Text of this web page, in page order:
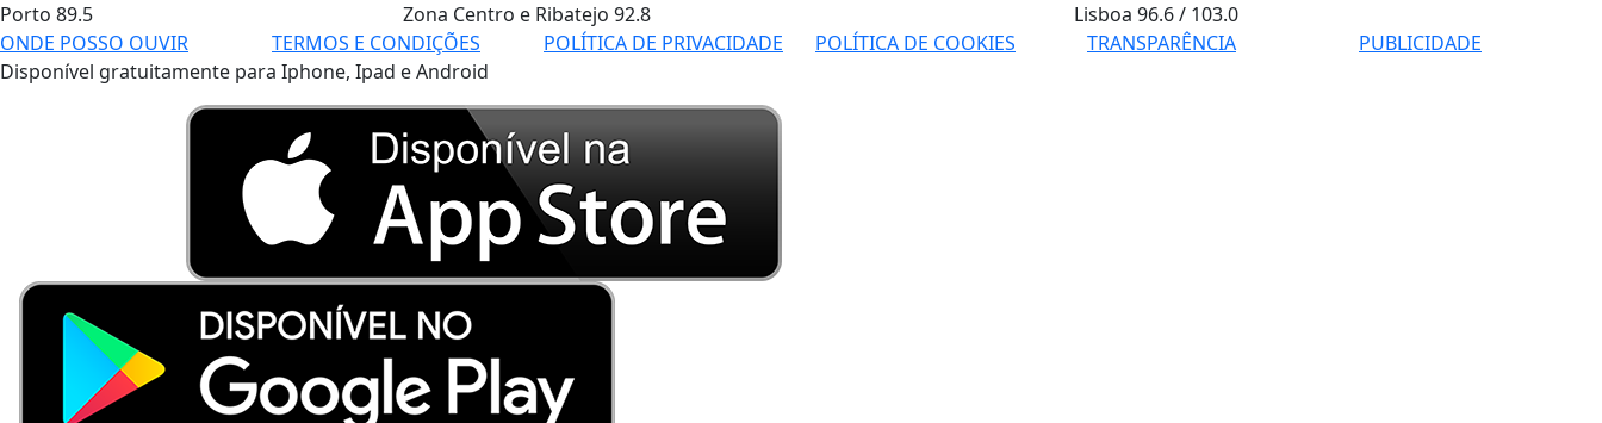
Porto 89.5 Zona Centro e Ribatejo 92.8 Lisboa96.6 / 103.0
ONDE POSSO OUVIR
TERMOS E CONDIÇÕES POLÍTICA DE PRIVACIDADE POLÍTICA DE COOKIES TRANSPARÊNCIA
PUBLICIDADE
Disponível gratuitamente para Iphone, Ipad e Android